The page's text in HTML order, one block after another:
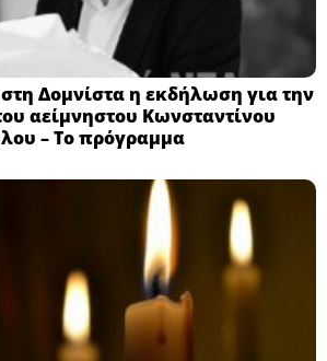
Δομνίστα η εκδήλωση για την
αείμνηστου Κωνσταντίνου
– Το πρόγραμμα